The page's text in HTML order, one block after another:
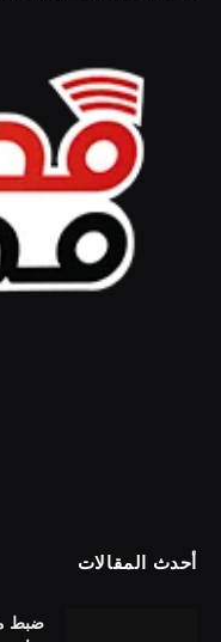
أحدث المقالات
ضبط